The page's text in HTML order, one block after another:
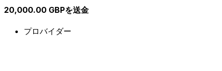
20,000.00 GBPを送金
プロバイダー